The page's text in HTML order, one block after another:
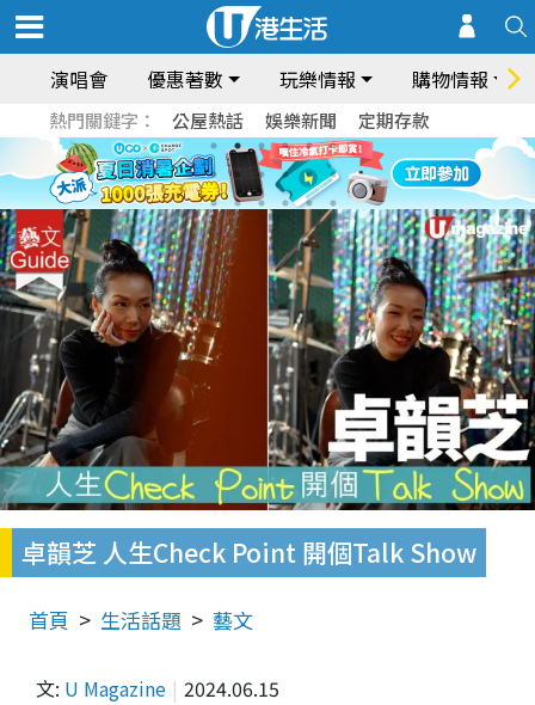
演唱會 優惠著數 玩樂情報 購物情報
熱門關鍵字： 公屋熱話 娛樂新聞 定期存款
卓韻芝 人生Check Point 開個Talk Show
首頁 生活話題 藝文
文: U Magazine 2024.06.15